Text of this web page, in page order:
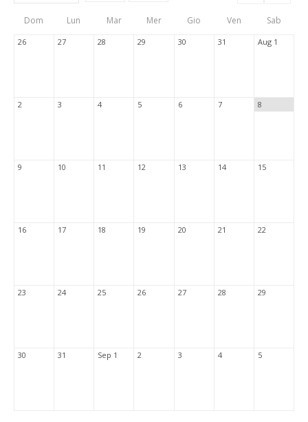
Type
Tabs
List
Dom Lun Mar Mer Gio Ven Sab
26 27 28 29 30 31 Aug 1
2 3 4 5 6 7 8
9 10 11 12 13 14 15
16 17 18 19 20 21 22
23 24 25 26 27 28 29
30 31 Sep 1 2 3 4 5